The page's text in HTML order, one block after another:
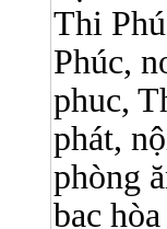
Thi
Phúc,
phuc,
phát,
phòng
bạc